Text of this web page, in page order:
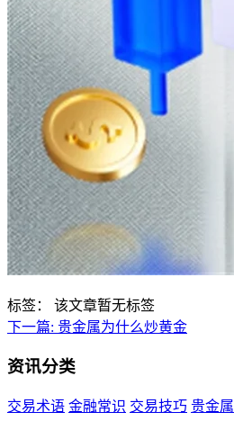
标签：
该文章暂无标签
下一篇: 贵金属为什么炒黄金
资讯分类
交易术语 金融常识 交易技巧 贵金属